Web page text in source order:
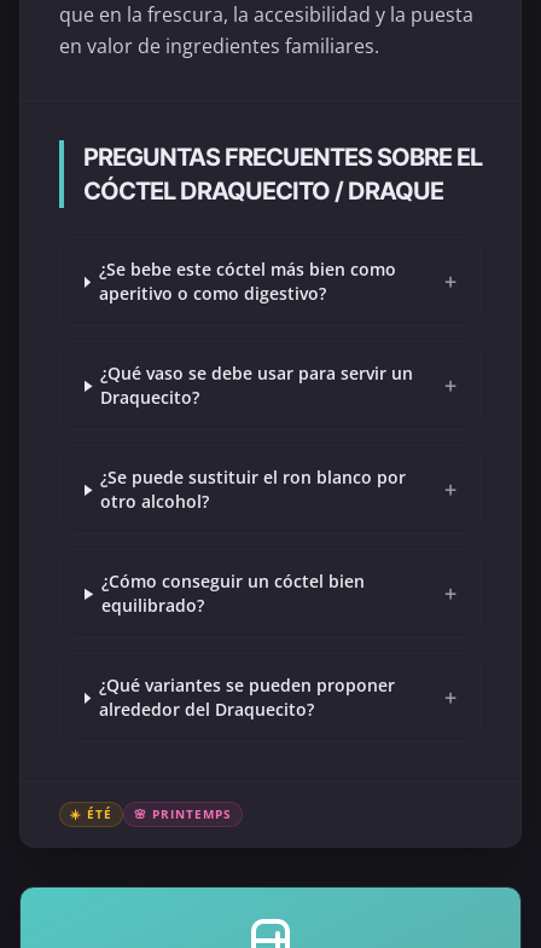
que en la frescura, la accesibilidad y la puesta
en valor de ingredientes familiares.
PREGUNTAS FRECUENTES SOBRE EL
CÓCTEL DRAQUECITO / DRAQUE
¿Se bebe este cóctel más bien como
aperitivo o como digestivo?
+
¿Qué vaso se debe usar para servir un
Draquecito?
+
¿Se puede sustituir el ron blanco por
otro alcohol?
+
¿Cómo conseguir un cóctel bien
equilibrado?
+
¿Qué variantes se pueden proponer
alrededor del Draquecito?
+
☀️ ÉTÉ 🌸 PRINTEMPS